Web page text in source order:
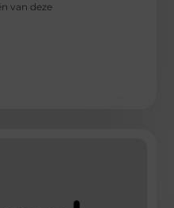
van deze